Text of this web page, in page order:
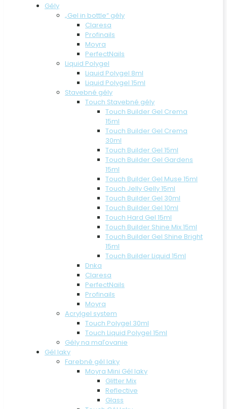
Gély
„Gel in bottle“ gély
Claresa
Profinails
Moyra
PerfectNails
Liquid Polygel
Liquid Polygel 8ml
Liquid Polygel 15ml
Stavebné gély
Touch Stavebné gély
Touch Builder Gel Crema
15ml
Touch Builder Gel Crema
30ml
Touch Builder Gel 15ml
Touch Builder Gel Gardens
15ml
Touch Builder Gel Muse 15ml
Touch Jelly Gelly 15ml
Touch Builder Gel 30ml
Touch Builder Gel 10ml
Touch Hard Gel 15ml
Touch Builder Shine Mix 15ml
Touch Builder Gel Shine Bright
15ml
Touch Builder Liquid 15ml
Dnka
Claresa
PerfectNails
Profinails
Moyra
Acrylgel system
Touch Polygel 30ml
Touch Liquid Polygel 15ml
Gély na maľovanie
Gél laky
Farebné gél laky
Moyra Mini Gél laky
Glitter Mix
Reflective
Glass